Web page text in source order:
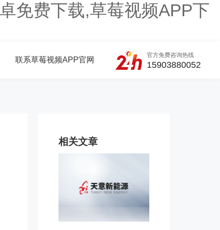
免费下载,草莓视频APP下
联系草莓视频APP官网
官方免费咨询热线
15903880052
相关文章